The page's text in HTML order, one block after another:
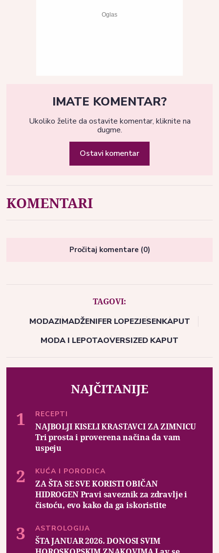
IMATE KOMENTAR?
Ukoliko želite da ostavite komentar, kliknite na
dugme.
Ostavi komentar
KOMENTARI
Pročitaj komentare (0)
TAGOVI:
MODAZIMADŽENIFER LOPEZJESENKAPUT
MODA I LEPOTAOVERSIZED KAPUT
NAJČITANIJE
RECEPTI
NAJBOLJI KISELI KRASTAVCI ZA ZIMNICU
Tri prosta i proverena načina da vam
uspeju
KUĆA I PORODICA
ZA ŠTA SE SVE KORISTI OBIČAN
HIDROGEN Pravi saveznik za zdravlje i
čistoću, evo kako da ga iskoristite
ASTROLOGIJA
ŠTA JANUAR 2026. DONOSI SVIM